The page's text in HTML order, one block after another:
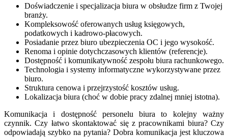
Doświadczenie i specjalizacja biura w obsłudze firm z Twojej
branży.
Kompleksowość oferowanych usług księgowych,
podatkowych i kadrowo-płacowych.
Posiadanie przez biuro ubezpieczenia OC i jego wysokość.
Renoma i opinie dotychczasowych klientów (referencje).
Dostępność i komunikatywność zespołu biura rachunkowego.
Technologia i systemy informatyczne wykorzystywane przez
biuro.
Struktura cenowa i przejrzystość kosztów usług.
Lokalizacja biura (choć w dobie pracy zdalnej mniej istotna).
Komunikacja i dostępność personelu biura to kolejny ważny
czynnik. Czy łatwo skontaktować się z pracownikami biura? Czy
odpowiadają szybko na pytania? Dobra komunikacja jest kluczowa